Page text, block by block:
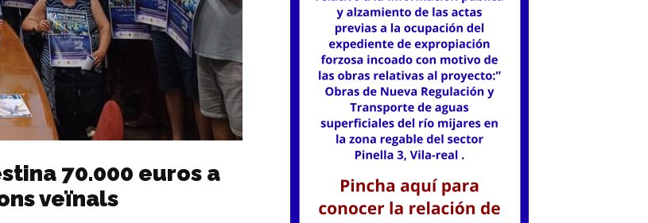
70.000 euros a
veïnals